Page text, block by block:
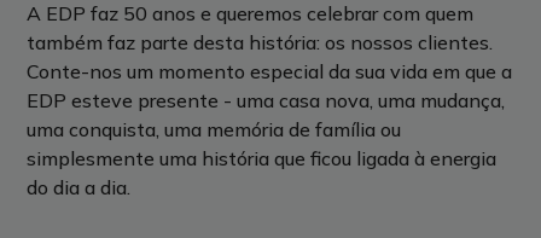
A EDP faz 50 anos e queremos celebrar com quem
também faz parte desta história: os nossos clientes.
Conte-nos um momento especial da sua vida em que a
EDP esteve presente - uma casa nova, uma mudança,
uma conquista, uma memória de família ou
simplesmente uma história que ficou ligada à energia
do dia a dia.